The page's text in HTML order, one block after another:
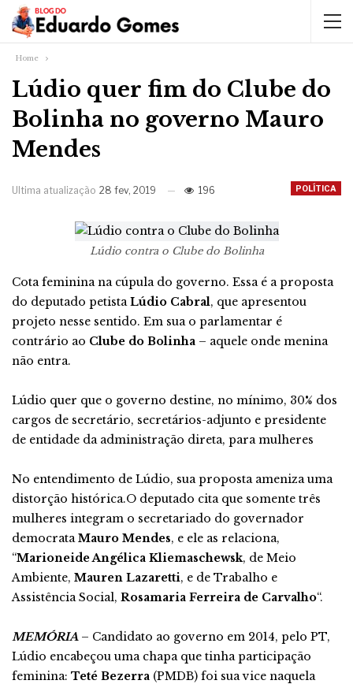
Home
Lúdio quer fim do Clube do
Bolinha no governo Mauro
Mendes
POLÍTICA
Ultima atualização 28 fev, 2019 196
Lúdio contra o Clube do Bolinha
Cota feminina na cúpula do governo. Essa é a proposta
do deputado petistaLúdio Cabral, que apresentou
projeto nesse sentido. Em sua o parlamentar é
contrário ao Clube do Bolinha – aquele onde menina
não entra.
Lúdio quer que o governo destine, no mínimo, 30% dos
cargos de secretário, secretários-adjunto e presidente
de entidade da administração direta, para mulheres
No entendimento de Lúdio, sua proposta ameniza uma
distorção histórica.O deputado cita que somente três
mulheres integram o secretariado do governador
democrataMauro Mendes, e ele as relaciona,
“Marioneide Angélica Kliemaschewsk, de Meio
Ambiente, Mauren Lazaretti, e de Trabalho e
Assistência Social, Rosamaria Ferreira de Carvalho“.
MEMÓRIA– Candidato ao governo em 2014, pelo PT,
Lúdio encabeçou uma chapa que tinha participação
feminina: Teté Bezerra (PMDB) foi sua vice naquela